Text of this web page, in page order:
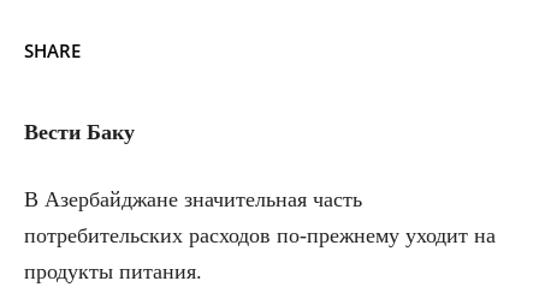
SHARE
Вести Баку
В Азербайджане значительная часть
потребительских расходов по-прежнему уходит на
продукты питания.